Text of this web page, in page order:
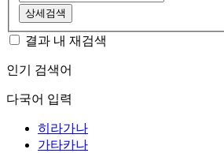
상세검색
결과 내 재검색
인기 검색어
다국어 입력
히라가나
가타카나